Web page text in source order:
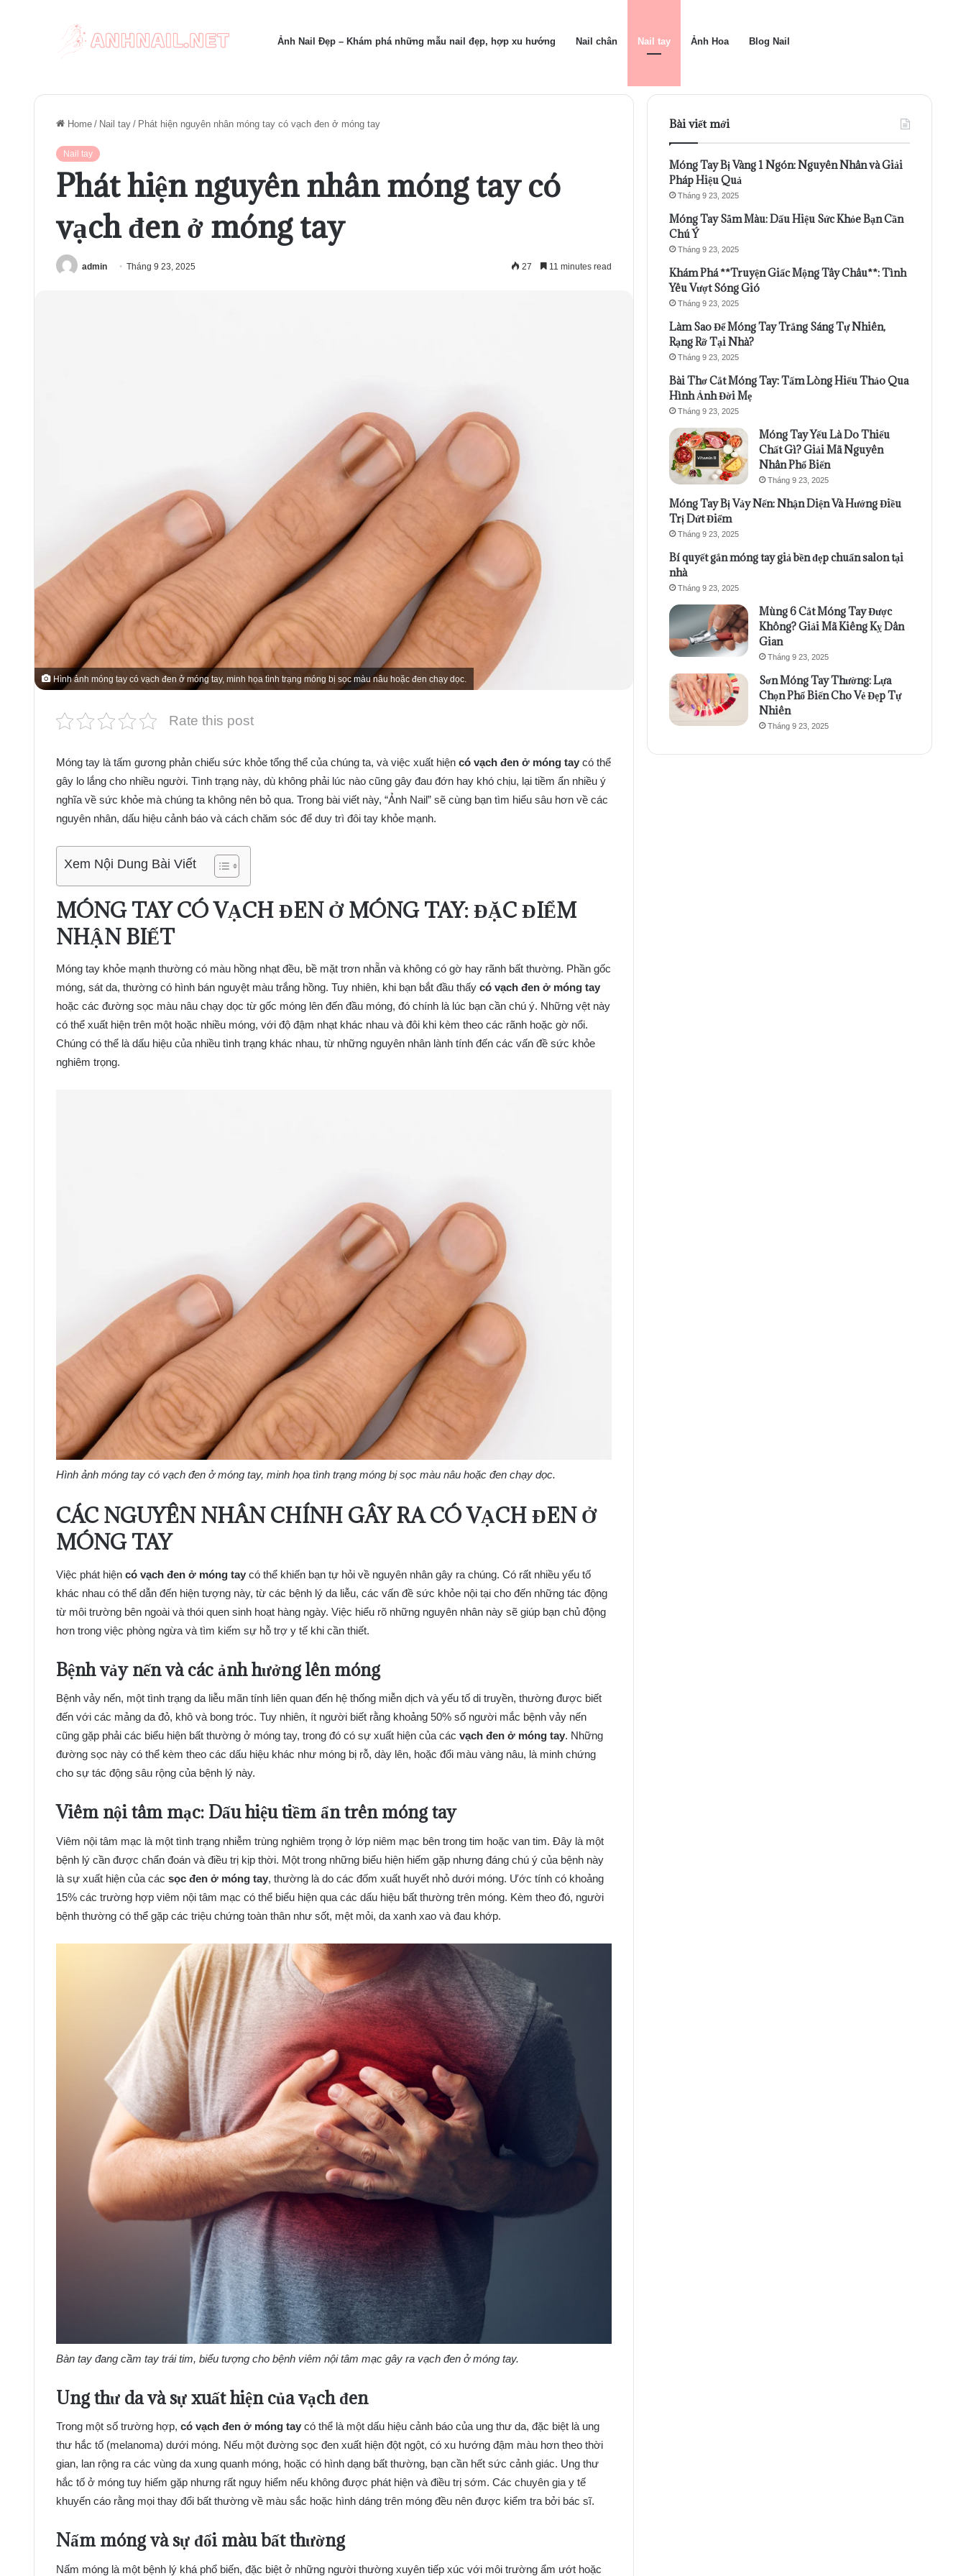
Ảnh Nail Đẹp – Khám phá những mẫu nail đẹp, hợp xu hướng Nail chân Nail tay Ảnh Hoa Blog Nail
Home / Nail tay / Phát hiện nguyên nhân móng tay có vạch đen ở móng tay
Nail tay
Phát hiện nguyên nhân móng tay có
vạch đen ở móng tay
admin Tháng 9 23, 2025 27 11 minutes read
Hình ảnh móng tay có vạch đen ở móng tay, minh họa tình trạng móng bị sọc màu nâu hoặc đen chạy dọc.
Rate this post
Móng tay là tấm gương phản chiếu sức khỏe tổng thể của chúng ta, và việc xuất hiện có vạch đen ở móng tay có thể
gây lo lắng cho nhiều người. Tình trạng này, dù không phải lúc nào cũng gây đau đớn hay khó chịu, lại tiềm ẩn nhiều ý
nghĩa về sức khỏe mà chúng ta không nên bỏ qua. Trong bài viết này, “Ảnh Nail” sẽ cùng bạn tìm hiểu sâu hơn về các
nguyên nhân, dấu hiệu cảnh báo và cách chăm sóc để duy trì đôi tay khỏe mạnh.
Xem Nội Dung Bài Viết
MÓNG TAY CÓ VẠCH ĐEN Ở MÓNG TAY: ĐẶC ĐIỂM
NHẬN BIẾT
Móng tay khỏe mạnh thường có màu hồng nhạt đều, bề mặt trơn nhẵn và không có gờ hay rãnh bất thường. Phần gốc
móng, sát da, thường có hình bán nguyệt màu trắng hồng. Tuy nhiên, khi bạn bắt đầu thấy có vạch đen ở móng tay
hoặc các đường sọc màu nâu chạy dọc từ gốc móng lên đến đầu móng, đó chính là lúc bạn cần chú ý. Những vệt này
có thể xuất hiện trên một hoặc nhiều móng, với độ đậm nhạt khác nhau và đôi khi kèm theo các rãnh hoặc gờ nổi.
Chúng có thể là dấu hiệu của nhiều tình trạng khác nhau, từ những nguyên nhân lành tính đến các vấn đề sức khỏe
nghiêm trọng.
Hình ảnh móng tay có vạch đen ở móng tay, minh họa tình trạng móng bị sọc màu nâu hoặc đen chạy dọc.
CÁC NGUYÊN NHÂN CHÍNH GÂY RA CÓ VẠCH ĐEN Ở
MÓNG TAY
Việc phát hiện có vạch đen ở móng tay có thể khiến bạn tự hỏi về nguyên nhân gây ra chúng. Có rất nhiều yếu tố
khác nhau có thể dẫn đến hiện tượng này, từ các bệnh lý da liễu, các vấn đề sức khỏe nội tại cho đến những tác động
từ môi trường bên ngoài và thói quen sinh hoạt hàng ngày. Việc hiểu rõ những nguyên nhân này sẽ giúp bạn chủ động
hơn trong việc phòng ngừa và tìm kiếm sự hỗ trợ y tế khi cần thiết.
Bệnh vảy nến và các ảnh hưởng lên móng
Bệnh vảy nến, một tình trạng da liễu mãn tính liên quan đến hệ thống miễn dịch và yếu tố di truyền, thường được biết
đến với các mảng da đỏ, khô và bong tróc. Tuy nhiên, ít người biết rằng khoảng 50% số người mắc bệnh vảy nến
cũng gặp phải các biểu hiện bất thường ở móng tay, trong đó có sự xuất hiện của các vạch đen ở móng tay. Những
đường sọc này có thể kèm theo các dấu hiệu khác như móng bị rỗ, dày lên, hoặc đổi màu vàng nâu, là minh chứng
cho sự tác động sâu rộng của bệnh lý này.
Viêm nội tâm mạc: Dấu hiệu tiềm ẩn trên móng tay
Viêm nội tâm mạc là một tình trạng nhiễm trùng nghiêm trọng ở lớp niêm mạc bên trong tim hoặc van tim. Đây là một
bệnh lý cần được chẩn đoán và điều trị kịp thời. Một trong những biểu hiện hiếm gặp nhưng đáng chú ý của bệnh này
là sự xuất hiện của các sọc đen ở móng tay, thường là do các đốm xuất huyết nhỏ dưới móng. Ước tính có khoảng
15% các trường hợp viêm nội tâm mạc có thể biểu hiện qua các dấu hiệu bất thường trên móng. Kèm theo đó, người
bệnh thường có thể gặp các triệu chứng toàn thân như sốt, mệt mỏi, da xanh xao và đau khớp.
Bàn tay đang cầm tay trái tim, biểu tượng cho bệnh viêm nội tâm mạc gây ra vạch đen ở móng tay.
Ung thư da và sự xuất hiện của vạch đen
Trong một số trường hợp, có vạch đen ở móng tay có thể là một dấu hiệu cảnh báo của ung thư da, đặc biệt là ung
thư hắc tố (melanoma) dưới móng. Nếu một đường sọc đen xuất hiện đột ngột, có xu hướng đậm màu hơn theo thời
gian, lan rộng ra các vùng da xung quanh móng, hoặc có hình dạng bất thường, bạn cần hết sức cảnh giác. Ung thư
hắc tố ở móng tuy hiếm gặp nhưng rất nguy hiểm nếu không được phát hiện và điều trị sớm. Các chuyên gia y tế
khuyến cáo rằng mọi thay đổi bất thường về màu sắc hoặc hình dáng trên móng đều nên được kiểm tra bởi bác sĩ.
Nấm móng và sự đổi màu bất thường
Nấm móng là một bệnh lý khá phổ biến, đặc biệt ở những người thường xuyên tiếp xúc với môi trường ẩm ướt hoặc
Bài viết mới
Móng Tay Bị Vàng 1 Ngón: Nguyên Nhân và Giải
Pháp Hiệu Quả
Tháng 9 23, 2025
Móng Tay Sẫm Màu: Dấu Hiệu Sức Khỏe Bạn Cần
Chú Ý
Tháng 9 23, 2025
Khám Phá **Truyện Giấc Mộng Tây Châu**: Tình
Yêu Vượt Sóng Gió
Tháng 9 23, 2025
Làm Sao Để Móng Tay Trắng Sáng Tự Nhiên,
Rạng Rỡ Tại Nhà?
Tháng 9 23, 2025
Bài Thơ Cắt Móng Tay: Tấm Lòng Hiếu Thảo Qua
Hình Ảnh Đời Mẹ
Tháng 9 23, 2025
Móng Tay Yếu Là Do Thiếu
Chất Gì? Giải Mã Nguyên
Nhân Phổ Biến
Tháng 9 23, 2025
Móng Tay Bị Vảy Nến: Nhận Diện Và Hướng Điều
Trị Dứt Điểm
Tháng 9 23, 2025
Bí quyết gắn móng tay giả bền đẹp chuẩn salon tại
nhà
Tháng 9 23, 2025
Mùng 6 Cắt Móng Tay Được
Không? Giải Mã Kiêng Kỵ Dân
Gian
Tháng 9 23, 2025
Sơn Móng Tay Thường: Lựa
Chọn Phổ Biến Cho Vẻ Đẹp Tự
Nhiên
Tháng 9 23, 2025